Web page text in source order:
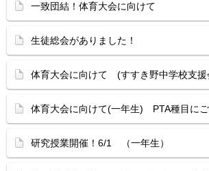
一致団結！体育大会に向けて
生徒総会がありました！
体育大会に向けて (すすき野中学校支援
体育大会に向けて(一年生) PTA種目にご
研究授業開催！6/1 （一年生）